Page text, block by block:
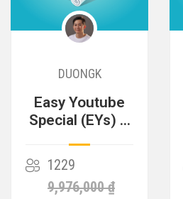
DUONGK
Easy Youtube
Special (EYs) –
Tiền
1229
9,976,000 ₫